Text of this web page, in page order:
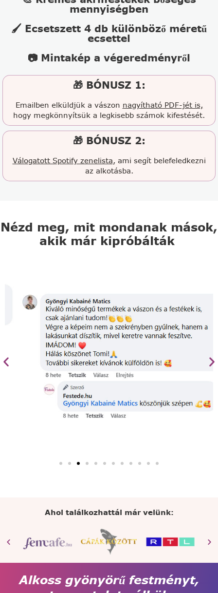
mennyiségben
🖌️ Ecsetszett 4 db különböző méretű
ecsettel
📷 Mintakép a végeredményről
🎁 BÓNUSZ 1:
Emailben elküldjük a vászon nagyítható PDF-jét is,
hogy megkönnyítsük a legkisebb számok kifestését.
🎁 BÓNUSZ 2:
Válogatott Spotify zenelista, ami segít belefeledkezni
az alkotásba.
Nézd meg, mit mondanak mások,
akik már kipróbálták
Ahol találkozhattál már velünk:
Alkoss gyönyörű festményt,